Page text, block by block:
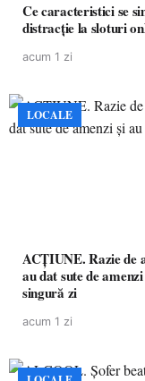
Ce caracteristici se
distracție la sloturi
acum 1 zi
LOCALE
ACȚIUNE. Razie de
au dat sute de
singură zi
acum 1 zi